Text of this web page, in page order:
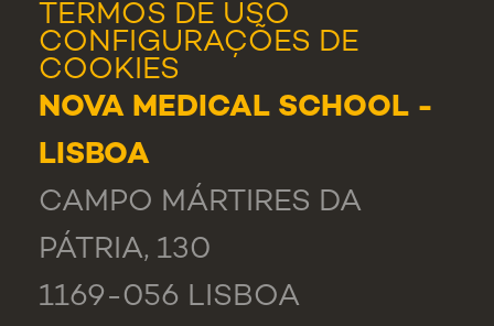
TERMOS DE USO
CONFIGURAÇÕES DE
COOKIES
NOVA MEDICAL SCHOOL -
LISBOA
CAMPO MÁRTIRES DA
PÁTRIA, 130
1169-056 LISBOA